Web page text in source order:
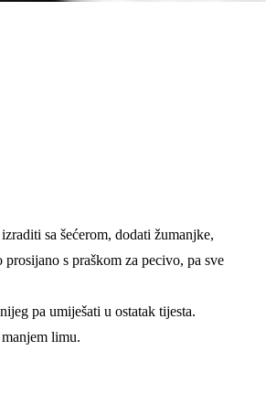
sa šećerom, dodati žumanjke,
prosijano s praškom za pecivo, pa sve
pa umiješati u ostatak tijesta.
limu.